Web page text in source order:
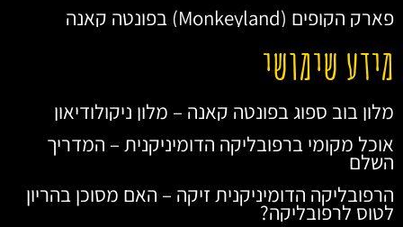
פארק הקופים (Monkeyland) בפונטה קאנה
מידע שימושי
מלון בוב ספוג בפונטה קאנה – מלון ניקולודיאון
אוכל מקומי ברפובליקה הדומיניקנית – המדריך
השלם
הרפובליקה הדומיניקנית זיקה – האם מסוכן בהריון
לטוס לרפובליקה?